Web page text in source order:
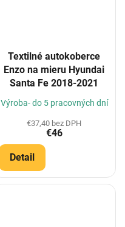
Textilné autokoberce
Enzo na mieru Hyundai
Santa Fe 2018-2021
Výroba- do 5 pracovných dní
€37,40 bez DPH
€46
Detail